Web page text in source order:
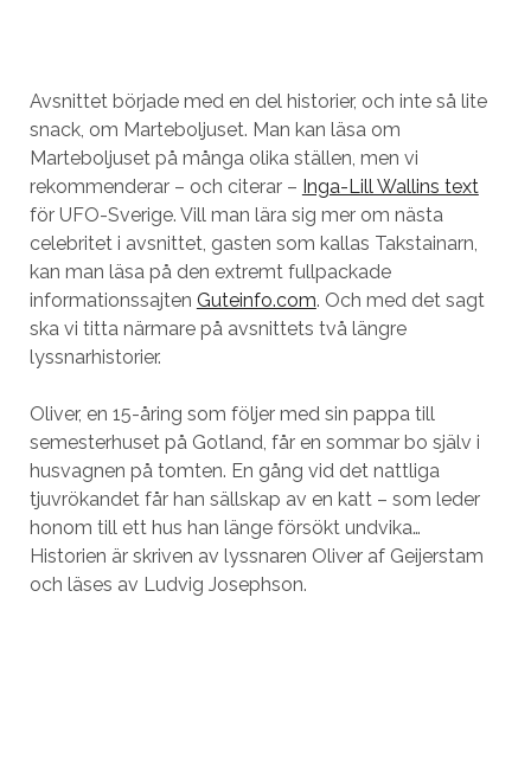
Avsnittet började med en del historier, och inte så lite
snack, om Marteboljuset. Man kan läsa om
Marteboljuset på många olika ställen, men vi
rekommenderar – och citerar – Inga-Lill Wallins text
för UFO-Sverige. Vill man lära sig mer om nästa
celebritet i avsnittet, gasten som kallas Takstainarn,
kan man läsa på den extremt fullpackade
informationssajten Guteinfo.com. Och med det sagt
ska vi titta närmare på avsnittets två längre
lyssnarhistorier.
Oliver, en 15-åring som följer med sin pappa till
semesterhuset på Gotland, får en sommar bo själv i
husvagnen på tomten. En gång vid det nattliga
tjuvrökandet får han sällskap av en katt – som leder
honom till ett hus han länge försökt undvika…
Historien är skriven av lyssnaren Oliver af Geijerstam
och läses av Ludvig Josephson.